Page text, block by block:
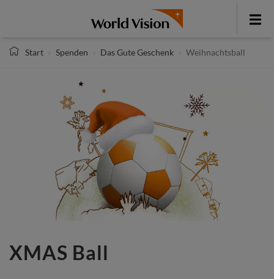
Toggle
Start
Spenden Das Gute Geschenk Weihnachtsball
XMAS Ball